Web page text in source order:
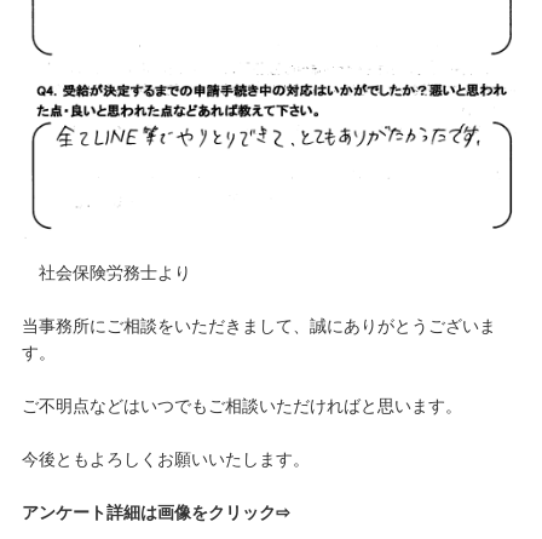
社会保険労務士より
当事務所にご相談をいただきまして、誠にありがとうございま
す。
ご不明点などはいつでもご相談いただければと思います。
今後ともよろしくお願いいたします。
アンケート詳細は画像をクリック⇨